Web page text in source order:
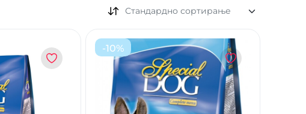
Стандардно сортирање
-10%